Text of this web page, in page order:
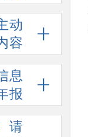
动
容
息
报
请